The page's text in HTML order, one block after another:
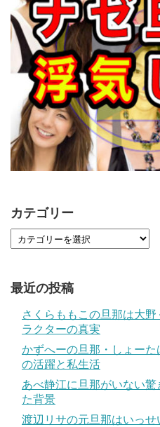
カテゴリー
最近の投稿
さくらももこの旦那は大
ラクターの真実
かずへーの旦那・しょー
の活躍と私生活
あべ静江に旦那がいない
た背景
渡辺リサの元旦那はいっ